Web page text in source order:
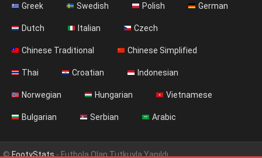
Greek Swedish Polish German
Dutch Italian Czech
Chinese Traditional Chinese Simplified
Thai Croatian Indonesian
Norwegian Hungarian Vietnamese
Bulgarian Serbian Arabic
©FootyStats- Futbola Olan Tutkuyla Yapıldı